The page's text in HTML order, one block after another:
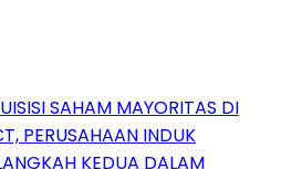
SAHAM MAYORITAS DI
PERUSAHAAN INDUK
KEDUA DALAM